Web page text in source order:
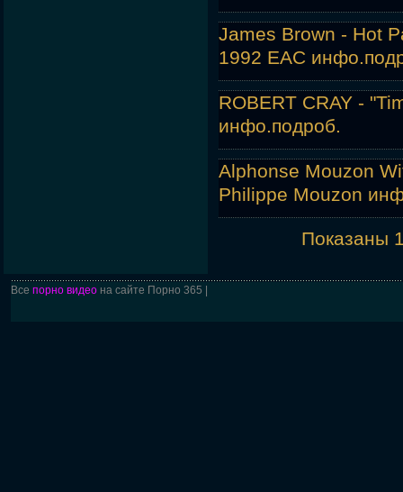
James Brown - Hot
1992 EAC инфо.
ROBERT CRAY -
инфо.подроб.
Alphonse Mouzon
Philippe Mouzon
Показаны
Все порно видео на сайте Порно 365 |